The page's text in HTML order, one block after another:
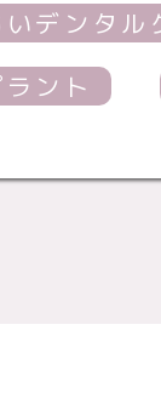
デンタル
ント